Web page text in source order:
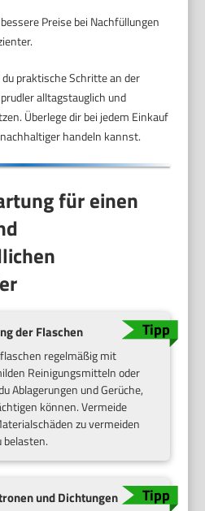
Preise bei Nachfüllungen
praktische Schritte an der
alltagstauglich und
Überlege dir bei jedem Einkauf
handeln kannst.
für einen
der Flaschen
regelmäßig mit
Reinigungsmitteln oder
Ablagerungen und Gerüche,
können. Vermeide
zu vermeiden
belasten.
und Dichtungen